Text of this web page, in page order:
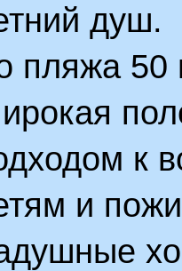
душ.
пляжа 50
к
и